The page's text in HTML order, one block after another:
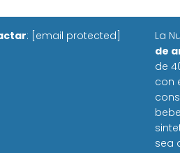
: [email protected] La
de
de
con
sea